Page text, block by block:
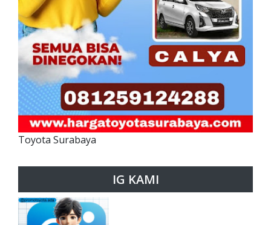
Toyota Surabaya
IG KAMI